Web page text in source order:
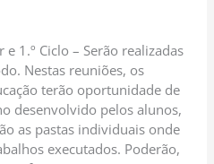
e 1.º Ciclo – Serão realizadas
Nestas reuniões, os
terão oportunidade de
desenvolvido pelos alunos,
as pastas individuais onde
executados. Poderão,